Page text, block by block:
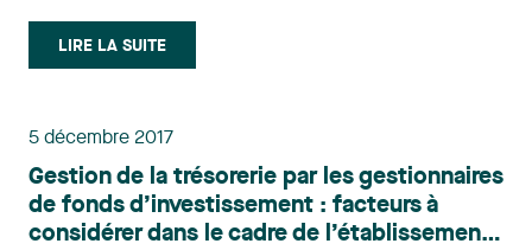
de l’adoption, en novembre 2017, de la Loi visant
principalement à moderniser des règles relatives
LIRE LA SUITE
5 décembre 2017
Gestion de la trésorerie par les gestionnaires
de fonds d’investissement : facteurs à
considérer dans le cadre de l’établissement